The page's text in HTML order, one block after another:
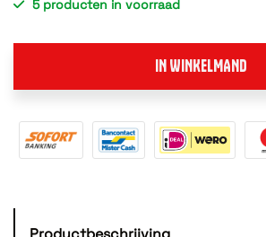
5 producten in voorraad
IN WINKELMAND